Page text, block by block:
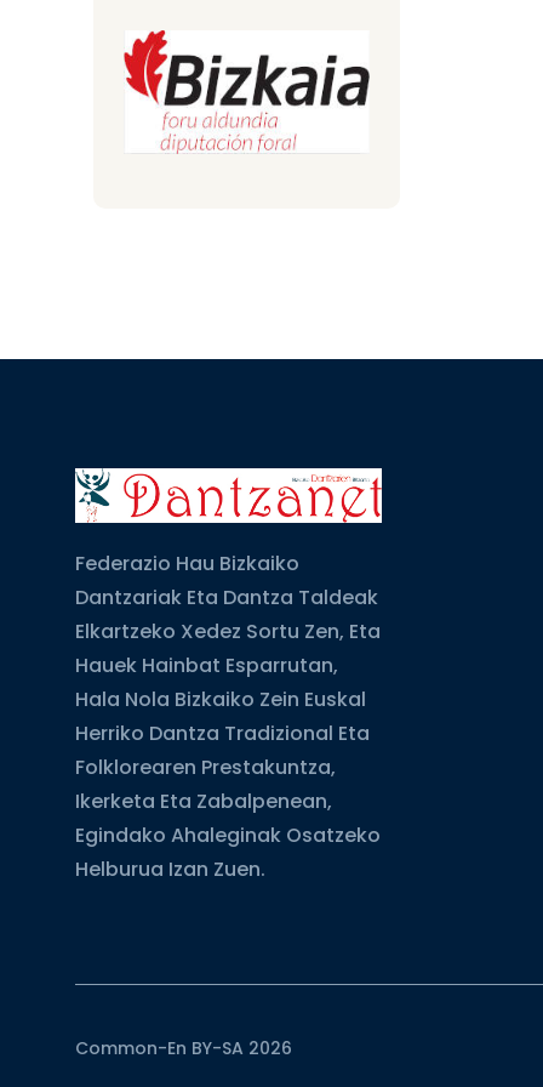
Federazio Hau Bizkaiko
Dantzariak Eta Dantza Taldeak
Elkartzeko Xedez Sortu Zen, Eta
Hauek Hainbat Esparrutan,
Hala Nola Bizkaiko Zein Euskal
Herriko Dantza Tradizional Eta
Folklorearen Prestakuntza,
Ikerketa Eta Zabalpenean,
Egindako Ahaleginak Osatzeko
Helburua Izan Zuen.
Common-En BY-SA 2026